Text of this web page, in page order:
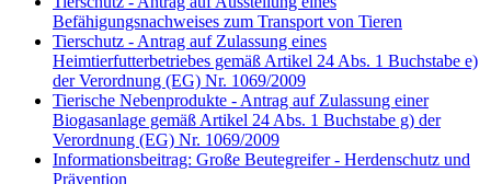
Befähigungsnachweises zum Transport von Tieren
Tierschutz - Antrag auf Zulassung eines
Heimtierfutterbetriebes gemäß Artikel 24 Abs. 1 Buchstabe e)
der Verordnung (EG) Nr. 1069/2009
Tierische Nebenprodukte - Antrag auf Zulassung einer
Biogasanlage gemäß Artikel 24 Abs. 1 Buchstabe g) der
Verordnung (EG) Nr. 1069/2009
Informationsbeitrag: Große Beutegreifer - Herdenschutz und
Prävention